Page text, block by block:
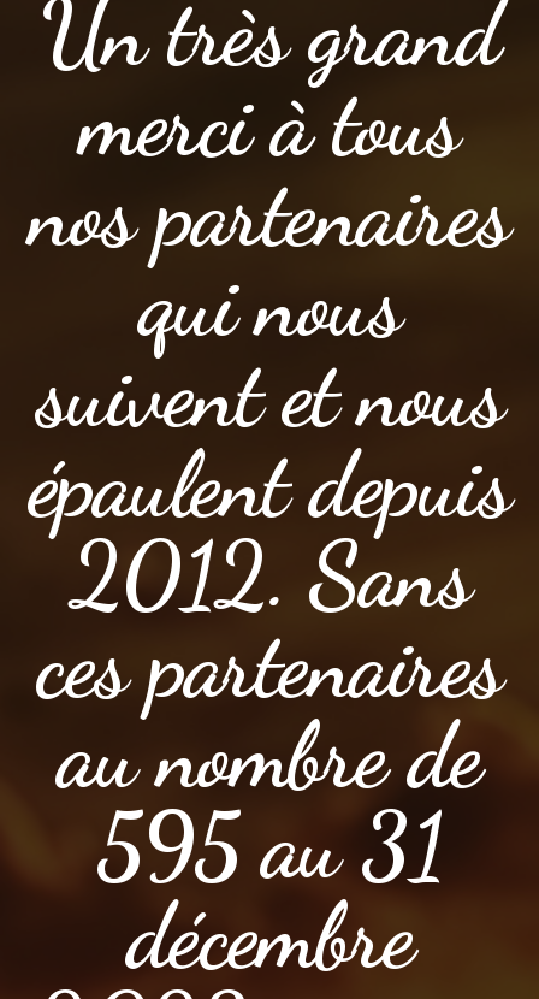
Un très grand
merci à tous
nos partenaires
qui nous
suivent et nous
épaulent depuis
2012. Sans
ces partenaires
au nombre de
595 au 31
décembre